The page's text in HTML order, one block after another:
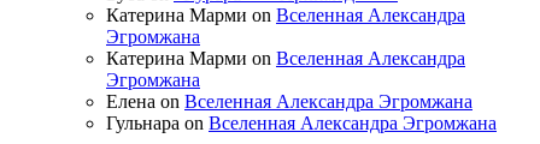
Катерина Марми on Вселенная Александра
Эгромжана
Катерина Марми on Вселенная Александра
Эгромжана
Елена on Вселенная Александра Эгромжана
Гульнара on Вселенная Александра Эгромжана